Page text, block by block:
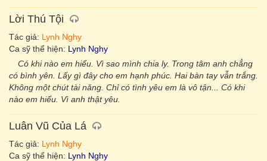
Lời Thú Tội
Tác giả: Lynh Nghy
Ca sỹ thể hiện: Lynh Nghy
Có khi nào em hiểu. Vì sao mình chia ly. Trong tâm anh chẳng
có bình yên. Lấy gì đây cho em hạnh phúc. Hai bàn tay vẫn trắng.
Không một chút tài năng. Chỉ có tình yêu em là vô tận... Có khi
nào em hiểu. Vì anh thật yêu.
Luân Vũ Của Lá
Tác giả: Lynh Nghy
Ca sỹ thể hiện: Lynh Nghy